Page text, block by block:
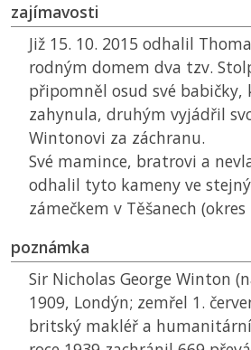
zajímavosti
Již 15. 10. 2015 odhalil
rodným domem dva tzv.
připomněl osud své babičky,
zahynula, druhým vyjádřil
Wintonovi za záchranu.
Své mamince, bratrovi a
odhalil tyto kameny ve
zámečkem v Těšanech
poznámka
Sir Nicholas George Winton
1909, Londýn; zemřel 1.
britský makléř a